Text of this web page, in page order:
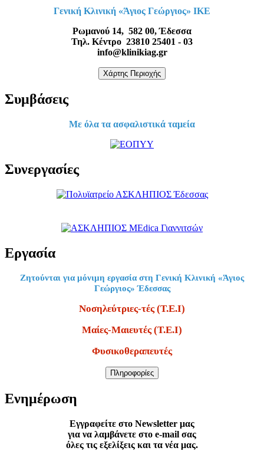
Γενική Κλινική «Άγιος Γεώργιος» ΙΚΕ
Ρωμανού 14, 582 00, Έδεσσα
Τηλ. Κέντρο 23810 25401 - 03
info@klinikiag.gr
Χάρτης Περιοχής
Συμβάσεις
Με όλα τα ασφαλιστικά ταμεία
Συνεργασίες
Εργασία
Ζητούνται για μόνιμη εργασία στη Γενική Κλινική «Άγιος
Γεώργιος» Έδεσσας
Νοσηλεύτριες-τές (Τ.Ε.Ι)
Μαίες-Μαιευτές (Τ.Ε.Ι)
Φυσικοθεραπευτές
Πληροφορίες
Ενημέρωση
Εγγραφείτε στο Newsletter μας
για να λαμβάνετε στο e-mail σας
όλες τις εξελίξεις και τα νέα μας.